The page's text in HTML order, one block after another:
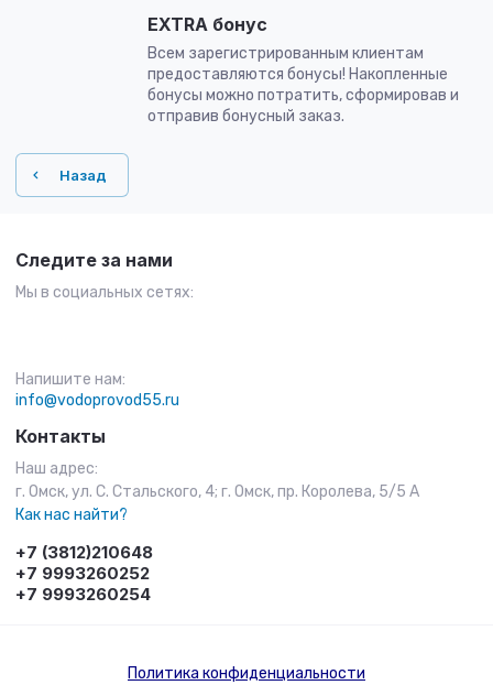
EXTRA бонус
Всем зарегистрированным клиентам
предоставляются бонусы! Накопленные
бонусы можно потратить, сформировав и
отправив бонусный заказ.
Назад
Следите за нами
Мы в социальных сетях:
Напишите нам:
info@vodoprovod55.ru
Контакты
Наш адрес:
г. Омск, ул. С. Стальского, 4; г. Омск, пр. Королева, 5/5 А
Как нас найти?
+7 (3812)210648
+7 9993260252
+7 9993260254
Политика конфиденциальности